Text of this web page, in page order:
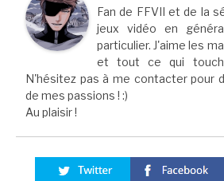
Fan de FFVII et de la
jeux vidéo en
particulier. J'aime les
et tout ce qui
N'hésitez pas à me contacter pour
de mes passions ! :)
Au plaisir !